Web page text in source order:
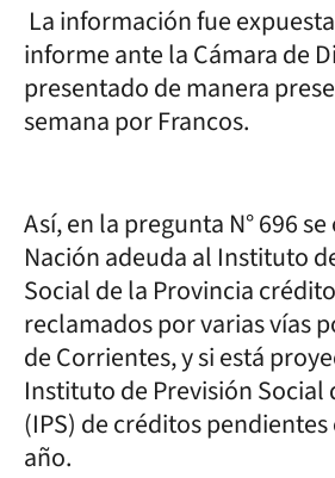
La información fue
informe ante la Cámara de
presentado de manera
semana por Francos.
Así, en la pregunta N° 696
Nación adeuda al Instituto
Social de la Provincia
reclamados por varias vías
de Corrientes, y si está
Instituto de Previsión Social
(IPS) de créditos
año.